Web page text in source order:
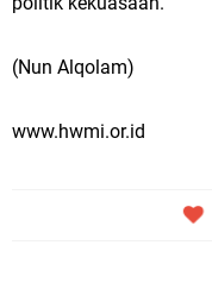
(Nun Alqolam)
www.hwmi.or.id